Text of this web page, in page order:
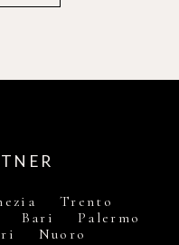
Trento
Bari Palermo
Nuoro